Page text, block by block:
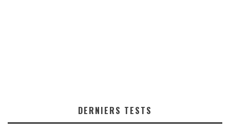
DERNIERS TESTS